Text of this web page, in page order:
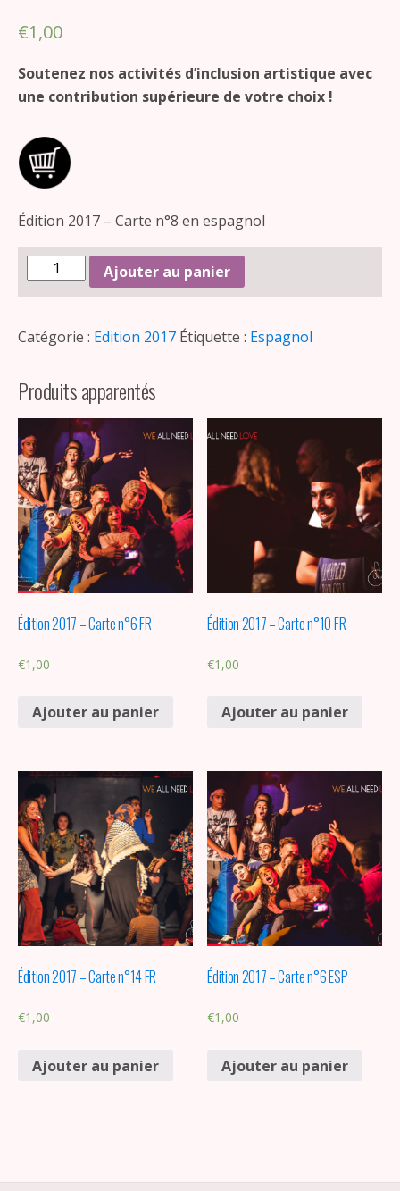
€1,00
Soutenez nos activités d’inclusion artistique avec
une contribution supérieure de votre choix !
Édition 2017 – Carte n°8 en espagnol
Ajouter au panier
Catégorie : Edition 2017 Étiquette : Espagnol
Produits apparentés
Édition 2017 – Carte n°6 FR
€1,00
Ajouter au panier
Édition 2017 – Carte n°10 FR
€1,00
Ajouter au panier
Édition 2017 – Carte n°14 FR
€1,00
Ajouter au panier
Édition 2017 – Carte n°6 ESP
€1,00
Ajouter au panier